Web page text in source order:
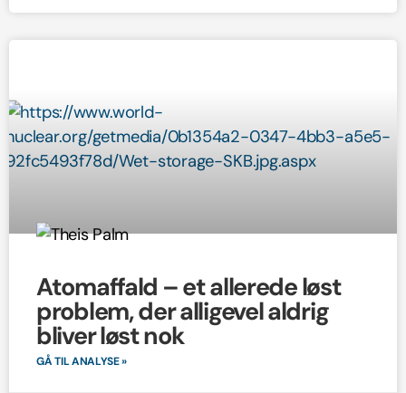
Atomaffald – et allerede løst
problem, der alligevel aldrig
bliver løst nok
GÅ TIL ANALYSE »